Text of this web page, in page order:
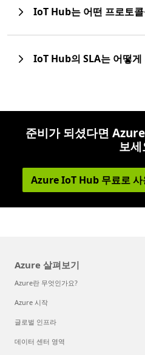
IoT Hub는 어떤 프로토
IoT Hub의 SLA는 어떻게
준비가 되셨다면
보세
Azure IoT Hub 무료로 사
Azure 살펴보기
Azure란 무엇인가요?
Azure 시작
글로벌 인프라
데이터 센터 영역